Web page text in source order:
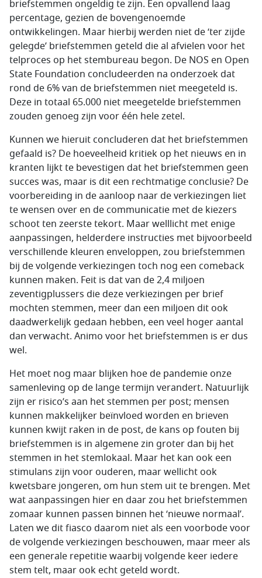
briefstemmen ongeldig te zijn. Een opvallend laag
percentage, gezien de bovengenoemde
ontwikkelingen. Maar hierbij werden niet de ‘ter zijde
gelegde’ briefstemmen geteld die al afvielen voor het
telproces op het stembureau begon. De NOS en Open
State Foundation concludeerden na onderzoek dat
rond de 6% van de briefstemmen niet meegeteld is.
Deze in totaal 65.000 niet meegetelde briefstemmen
zouden genoeg zijn voor één hele zetel.
Kunnen we hieruit concluderen dat het briefstemmen
gefaald is? De hoeveelheid kritiek op het nieuws en in
kranten lijkt te bevestigen dat het briefstemmen geen
succes was, maar is dit een rechtmatige conclusie? De
voorbereiding in de aanloop naar de verkiezingen liet
te wensen over en de communicatie met de kiezers
schoot ten zeerste tekort. Maar welllicht met enige
aanpassingen, helderdere instructies met bijvoorbeeld
verschillende kleuren enveloppen, zou briefstemmen
bij de volgende verkiezingen toch nog een comeback
kunnen maken. Feit is dat van de 2,4 miljoen
zeventigplussers die deze verkiezingen per brief
mochten stemmen, meer dan een miljoen dit ook
daadwerkelijk gedaan hebben, een veel hoger aantal
dan verwacht. Animo voor het briefstemmen is er dus
wel.
Het moet nog maar blijken hoe de pandemie onze
samenleving op de lange termijn verandert. Natuurlijk
zijn er risico’s aan het stemmen per post; mensen
kunnen makkelijker beïnvloed worden en brieven
kunnen kwijt raken in de post, de kans op fouten bij
briefstemmen is in algemene zin groter dan bij het
stemmen in het stemlokaal. Maar het kan ook een
stimulans zijn voor ouderen, maar wellicht ook
kwetsbare jongeren, om hun stem uit te brengen. Met
wat aanpassingen hier en daar zou het briefstemmen
zomaar kunnen passen binnen het ‘nieuwe normaal’.
Laten we dit fiasco daarom niet als een voorbode voor
de volgende verkiezingen beschouwen, maar meer als
een generale repetitie waarbij volgende keer iedere
stem telt, maar ook echt geteld wordt.